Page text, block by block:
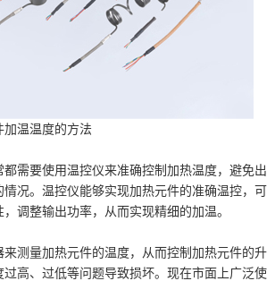
温温度的方法
要使用温控仪来准确控制加热温度，避免出
况。温控仪能够实现加热元件的准确温控，可
调整输出功率，从而实现精细的加温。
量加热元件的温度，从而控制加热元件的升
高、过低等问题导致损坏。现在市面上广泛使